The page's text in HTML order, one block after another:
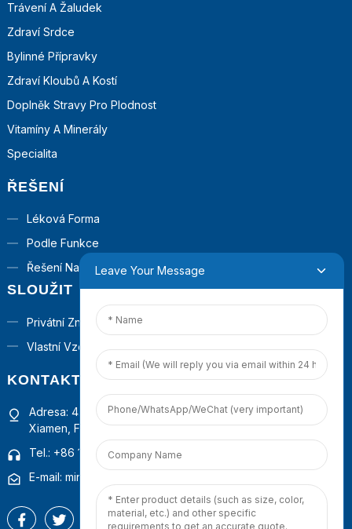
Trávení A Žaludek
Zdraví Srdce
Bylinné Přípravky
Zdraví Kloubů A Kostí
Doplněk Stravy Pro Plodnost
Vitamíny A Minerály
Specialita
ŘEŠENÍ
Léková Forma
Podle Funkce
Řešení Na Klíč
SLOUŽIT
Privátní Značka
Vlastní Vzorec
KONTAKTUJTE NÁS
Adresa: 4. patro, budova 1, obchodní centrum Guanyinshan,
Xiamen, Fujian, Čína
Tel.: +86 18965423693
E-mail: mina.cao@foxmail.com
Leave Your Message